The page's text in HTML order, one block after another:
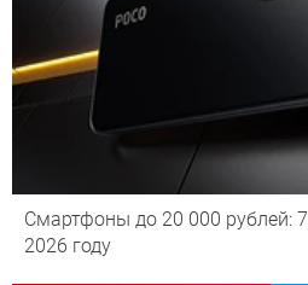
Смартфоны до 20 000 рублей:
2026 году